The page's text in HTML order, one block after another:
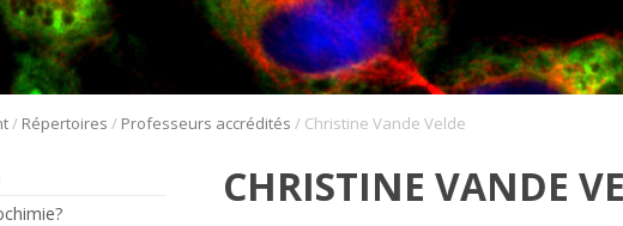
/ Répertoires / Professeurs accrédités / Christine Vande Velde
CHRISTINE VANDE